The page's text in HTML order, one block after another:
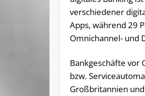
verschiedener
Apps, während 29
Omnichannel- und
Bankgeschäfte vor
bzw.
Großbritannien